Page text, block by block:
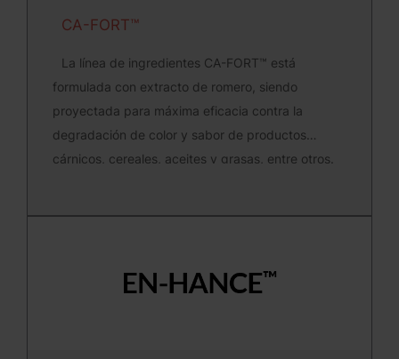
CA-FORT™
La línea de ingredientes CA-FORT™ está
formulada con extracto de romero, siendo
proyectada para máxima eficacia contra la
degradación de color y sabor de productos
cárnicos, cereales, aceites y grasas, entre otros.